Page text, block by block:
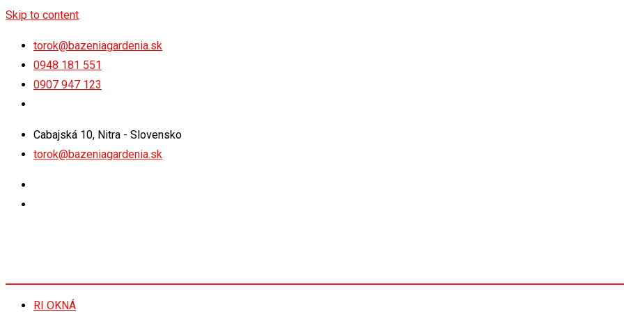
Skip to content
torok@bazeniagardenia.sk
0948 181 551
0907 947 123
Cabajská 10, Nitra - Slovensko
torok@bazeniagardenia.sk
RI OKNÁ